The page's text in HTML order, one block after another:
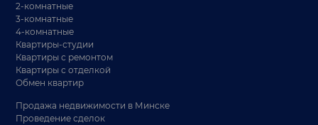
2-комнатные
3-комнатные
4-комнатные
Квартиры-студии
Квартиры с ремонтом
Квартиры с отделкой
Обмен квартир
Продажа недвижимости в Минске
Проведение сделок